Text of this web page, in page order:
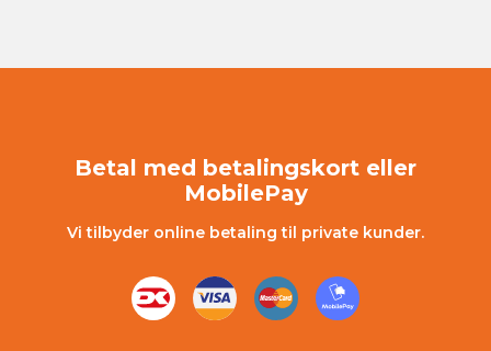
Betal med betalingskort eller
MobilePay
Vi tilbyder online betaling til private kunder.